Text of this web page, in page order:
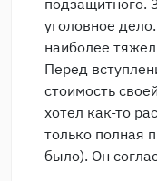
уголовное
наиболее
Перед
стоимость
хотел как-то
только полная
было). Он